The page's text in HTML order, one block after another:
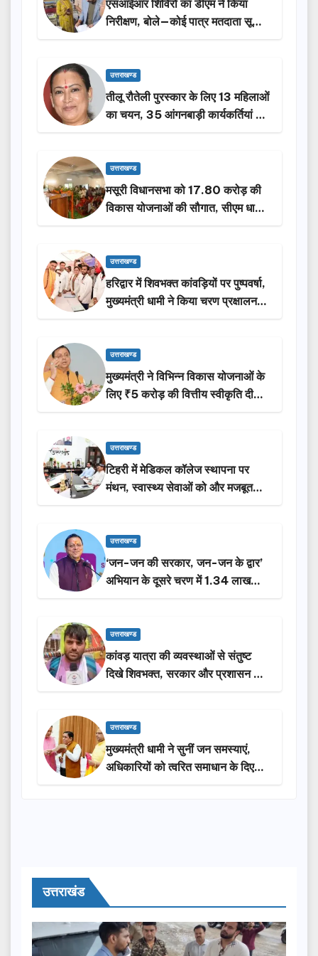
एसआईआर शिविरों का डीएम ने किया
निरीक्षण, बोले—कोई पात्र मतदाता सूची
से न छूटे…
उत्तराखण्ड
तीलू रौतेली पुरस्कार के लिए 13 महिलाओं
का चयन, 35 आंगनबाड़ी कार्यकर्तियां भी
होंगी सम्मानित…
उत्तराखण्ड
मसूरी विधानसभा को 17.80 करोड़ की
विकास योजनाओं की सौगात, सीएम धामी
ने किया लोकार्पण-शिलान्यास.
उत्तराखण्ड
हरिद्वार में शिवभक्त कांवड़ियों पर पुष्पवर्षा,
मुख्यमंत्री धामी ने किया चरण प्रक्षालन…
उत्तराखण्ड
मुख्यमंत्री ने विभिन्न विकास योजनाओं के
लिए ₹5 करोड़ की वित्तीय स्वीकृति दी…
उत्तराखण्ड
टिहरी में मेडिकल कॉलेज स्थापना पर
मंथन, स्वास्थ्य सेवाओं को और मजबूत
करेगी सरकार: मुख्यमंत्री धामी…
उत्तराखण्ड
‘जन-जन की सरकार, जन-जन के द्वार’
अभियान के दूसरे चरण में 1.34 लाख
लोगों की भागीदारी…
उत्तराखण्ड
कांवड़ यात्रा की व्यवस्थाओं से संतुष्ट
दिखे शिवभक्त, सरकार और प्रशासन की
सराहना…
उत्तराखण्ड
मुख्यमंत्री धामी ने सुनीं जन समस्याएं,
अधिकारियों को त्वरित समाधान के दिए
निर्देश
उत्तराखंड